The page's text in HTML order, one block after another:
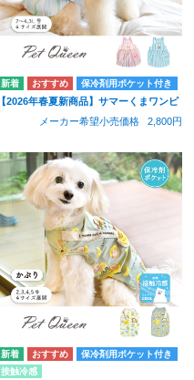
保冷剤用ポケット付き
【2026年春夏新商品】サマーくまワンピ
メーカー希望小売価格
2,800円
保冷剤用ポケット付き
接触冷感